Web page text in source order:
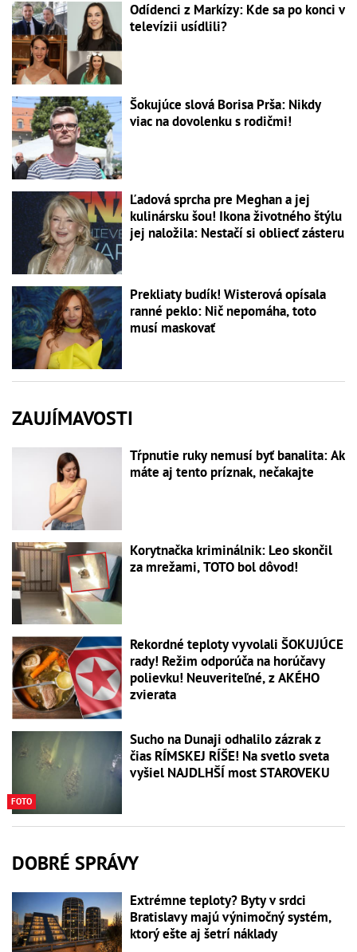
Odídenci z Markízy: Kde sa po konci v
televízii usídlili?
Šokujúce slová Borisa Prša: Nikdy
viac na dovolenku s rodičmi!
Ľadová sprcha pre Meghan a jej
kulinársku šou! Ikona životného štýlu
jej naložila: Nestačí si obliecť zásteru
Prekliaty budík! Wisterová opísala
ranné peklo: Nič nepomáha, toto
musí maskovať
ZAUJÍMAVOSTI
Tŕpnutie ruky nemusí byť banalita: Ak
máte aj tento príznak, nečakajte
Korytnačka kriminálnik: Leo skončil
za mrežami, TOTO bol dôvod!
Rekordné teploty vyvolali ŠOKUJÚCE
rady! Režim odporúča na horúčavy
polievku! Neuveriteľné, z AKÉHO
zvierata
FOTO
Sucho na Dunaji odhalilo zázrak z
čias RÍMSKEJ RÍŠE! Na svetlo sveta
vyšiel NAJDLHŠÍ most STAROVEKU
DOBRÉ SPRÁVY
Extrémne teploty? Byty v srdci
Bratislavy majú výnimočný systém,
ktorý ešte aj šetrí náklady